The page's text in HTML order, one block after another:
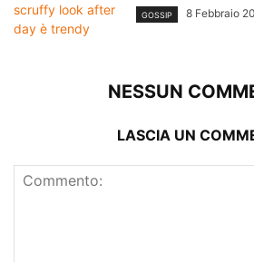
GOSSIP 8 Febbraio
NESSUN
LASCIA UN